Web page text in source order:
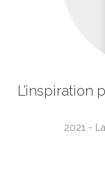
L’inspiration
2021 -